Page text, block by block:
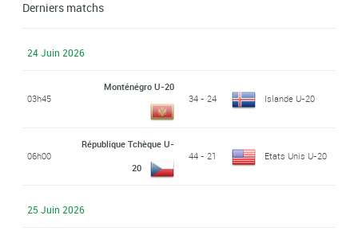
Derniers matchs
24 Juin 2026
03h45
Monténégro U-20
34 - 24
Islande U-20
06h00
République Tchèque U-
20
44 - 21 Etats Unis U-20
25 Juin 2026